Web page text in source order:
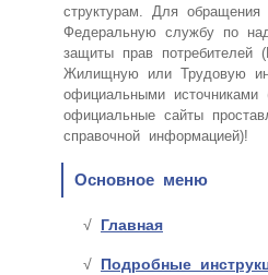
структурам. Для обращения
Федеральную службу по
защиты прав потребителей
Жилищную или Трудовую
официальными
официальные сайты
справочной информацией)!
Основное меню
Главная
Подробные